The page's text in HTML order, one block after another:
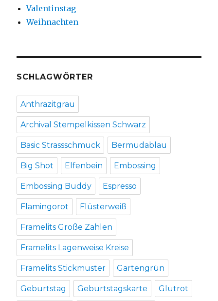
Valentinstag
Weihnachten
SCHLAGWÖRTER
Anthrazitgrau
Archival Stempelkissen Schwarz
Basic Strassschmuck Bermudablau
Big Shot Elfenbein Embossing
Embossing Buddy Espresso
Flamingorot Flüsterweiß
Framelits Große Zahlen
Framelits Lagenweise Kreise
Framelits Stickmuster Gartengrün
Geburtstag Geburtstagskarte Glutrot